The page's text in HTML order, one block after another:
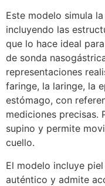
Este modelo simula
incluyendo las
que lo hace ideal
de sonda
representaciones
faringe, la laringe, la
estómago, con
mediciones precisas.
supino y permite
cuello.
El modelo incluye
auténtico y admite